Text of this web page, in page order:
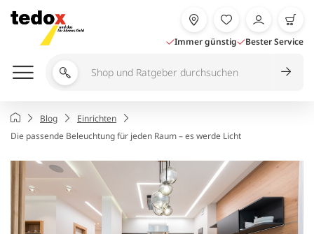
Inhalt
springen
Immer günstig Bester Service
Shop
Ratgeber
durchsuchen
Startseite
Blog
Einrichten
Die passende Beleuchtung für jeden Raum – es werde Licht